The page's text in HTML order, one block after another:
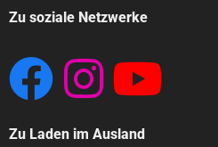
Zu soziale Netzwerke
Zu Laden im Ausland